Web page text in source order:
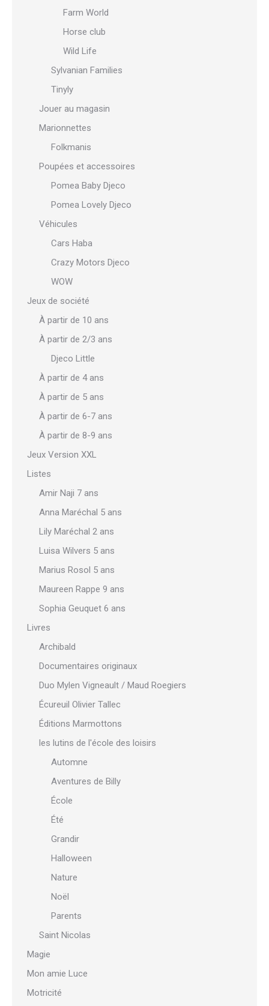
Farm World
Horse club
Wild Life
Sylvanian Families
Tinyly
Jouer au magasin
Marionnettes
Folkmanis
Poupées et accessoires
Pomea Baby Djeco
Pomea Lovely Djeco
Véhicules
Cars Haba
Crazy Motors Djeco
WOW
Jeux de société
À partir de 10 ans
À partir de 2/3 ans
Djeco Little
À partir de 4 ans
À partir de 5 ans
À partir de 6-7 ans
À partir de 8-9 ans
Jeux Version XXL
Listes
Amir Naji 7 ans
Anna Maréchal 5 ans
Lily Maréchal 2 ans
Luisa Wilvers 5 ans
Marius Rosol 5 ans
Maureen Rappe 9 ans
Sophia Geuquet 6 ans
Livres
Archibald
Documentaires originaux
Duo Mylen Vigneault / Maud Roegiers
Écureuil Olivier Tallec
Éditions Marmottons
les lutins de l'école des loisirs
Automne
Aventures de Billy
École
Été
Grandir
Halloween
Nature
Noël
Parents
Saint Nicolas
Magie
Mon amie Luce
Motricité